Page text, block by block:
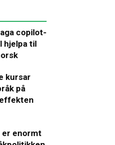
copilot-
hjelpa til
kursar
på
er enormt